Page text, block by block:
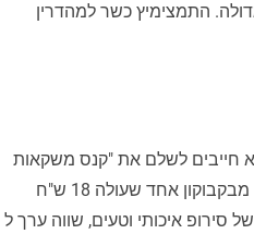
התמצימיץ כשר למהדרין
חייבים לשלם את "קנס משקאות
המתוקים" – של אביגדור ליברמן. מבקבוקון אחד שעולה 18 ש"ח
לייצר בבית 9 ליטר של סירופ איכותי וטעים, שווה ערך ל